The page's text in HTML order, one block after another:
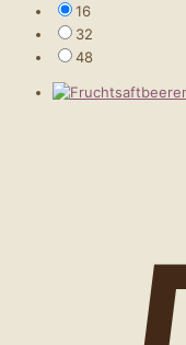
16
32
48